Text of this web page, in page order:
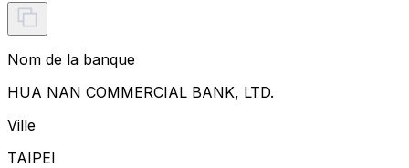
Nom de la banque
HUA NAN COMMERCIAL BANK, LTD.
Ville
TAIPEI